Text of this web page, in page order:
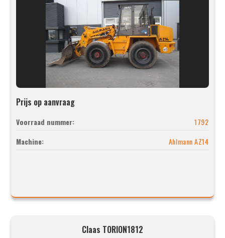
Prijs op aanvraag
Voorraad nummer:
1792
Machine:
Ahlmann AZ14
Claas TORION1812